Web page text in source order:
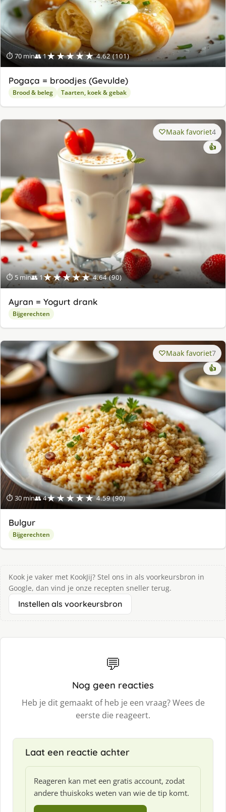
⏱ 70 min👥 1★★★★★ 4.62 (101)
Pogaça = broodjes (Gevulde)
Brood & beleg Taarten, koek & gebak
⏱ 5 min👥 1★★★★★ 4.64 (90)
Maak favoriet4
👍
Ayran = Yogurt drank
Bijgerechten
⏱ 30 min👥 4★★★★★ 4.59 (90)
Maak favoriet7
👍
Bulgur
Bijgerechten
Kook je vaker met KookJij? Stel ons in als voorkeursbron in
Google, dan vind je onze recepten sneller terug.
Instellen als voorkeursbron
💬
Nog geen reacties
Heb je dit gemaakt of heb je een vraag? Wees de
eerste die reageert.
Laat een reactie achter
Reageren kan met een gratis account, zodat
andere thuiskoks weten van wie de tip komt.